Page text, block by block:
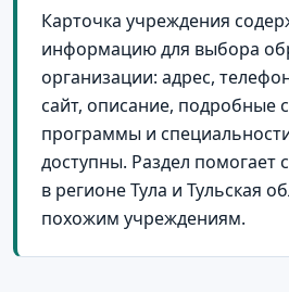
Карточка учреждения
информацию для выбора
организации: адрес,
сайт, описание, подробные
программы и
доступны. Раздел помогает
в регионе Тула и Тульская
похожим учреждениям.